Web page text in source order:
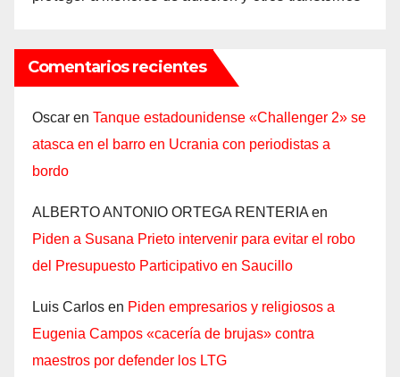
Comentarios recientes
Oscar en Tanque estadounidense «Challenger 2» se
atasca en el barro en Ucrania con periodistas a
bordo
ALBERTO ANTONIO ORTEGA RENTERIA en
Piden a Susana Prieto intervenir para evitar el robo
del Presupuesto Participativo en Saucillo
Luis Carlos en Piden empresarios y religiosos a
Eugenia Campos «cacería de brujas» contra
maestros por defender los LTG